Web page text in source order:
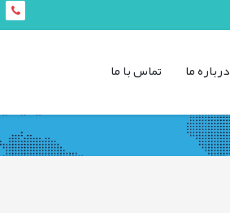
درباره ما تماس با ما